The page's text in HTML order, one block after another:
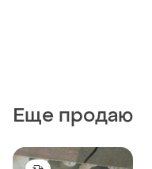
Еще продаю